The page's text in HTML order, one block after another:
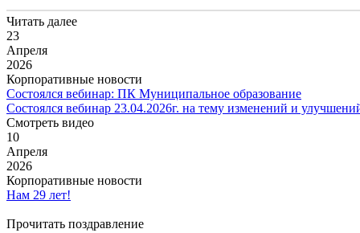
Читать далее
23
Апреля
2026
Корпоративные новости
Cостоялся вебинар: ПК Муниципальное образование
Состоялся вебинар 23.04.2026г. на тему изменений и
Смотреть видео
10
Апреля
2026
Корпоративные новости
Нам 29 лет!
Прочитать поздравление